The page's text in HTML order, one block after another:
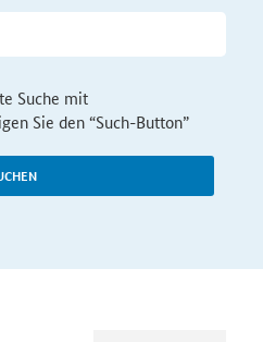
Suche mit
Sie den “Such-Button”